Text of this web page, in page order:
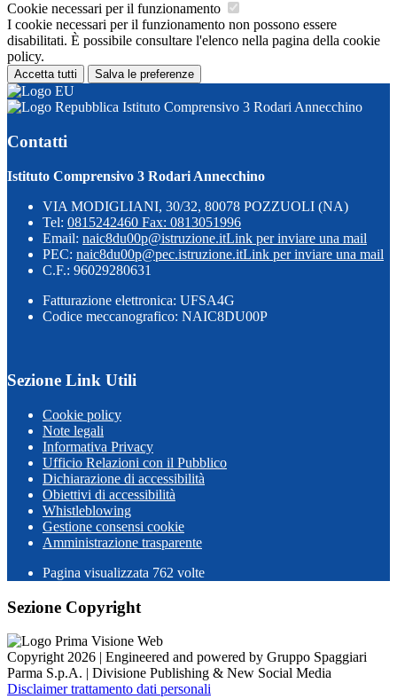
Cookie necessari per il funzionamento
I cookie necessari per il funzionamento non possono essere
disabilitati. È possibile consultare l'elenco nella pagina della cookie
policy.
Accetta tutti Salva le preferenze
Istituto Comprensivo 3 Rodari Annecchino
Contatti
Istituto Comprensivo 3 Rodari Annecchino
VIA MODIGLIANI, 30/32, 80078 POZZUOLI (NA)
Tel: 0815242460 Fax: 0813051996
Email: naic8du00p@istruzione.itLink per inviare una mail
PEC: naic8du00p@pec.istruzione.itLink per inviare una mail
C.F.: 96029280631
Fatturazione elettronica: UFSA4G
Codice meccanografico: NAIC8DU00P
Sezione Link Utili
Cookie policy
Note legali
Informativa Privacy
Ufficio Relazioni con il Pubblico
Dichiarazione di accessibilità
Obiettivi di accessibilità
Whistleblowing
Gestione consensi cookie
Amministrazione trasparente
Pagina visualizzata 762 volte
Sezione Copyright
Copyright 2026 | Engineered and powered by Gruppo Spaggiari
Parma S.p.A. | Divisione Publishing & New Social Media
Disclaimer trattamento dati personali